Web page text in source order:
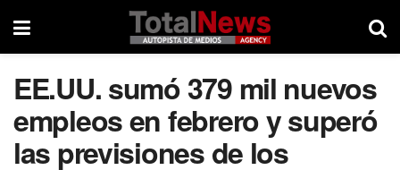
EE.UU. sumó 379 mil nuevos
empleos en febrero y superó
las previsiones de los